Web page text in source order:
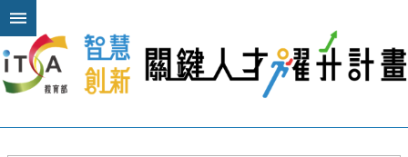
跳到主要內容區塊
進
搜
尋